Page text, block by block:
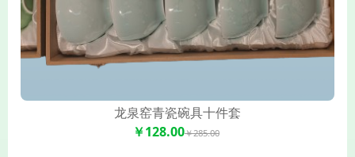
龙泉窑青瓷碗具十件套
￥128.00￥285.00